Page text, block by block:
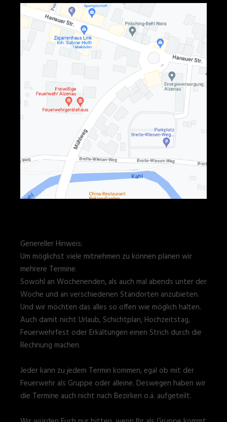
Genereller Hinweis:
Um möglichst viele mitnehmen zu können planen wir
mehrere Termine.
Sowohl an Wochenenden, als auch mal abends unter der
Woche und an verschiedenen Standorten anzubieten.
Und wir möchten das alles so offen wie möglich halten.
Auch damit nicht Urlaub, Schichtplan, Hochzeitstag,
Feuerwehrfest oder Erkältungen einen Strich durch die
Rechnung machen.
Jeder kann zu jedem Termin kommen, egal ob mit der
Feuerwehr als Gruppe oder alleine. Deswegen haben wir
die Termine auch nicht nach Bezirken o.ä. aufgeteilt.